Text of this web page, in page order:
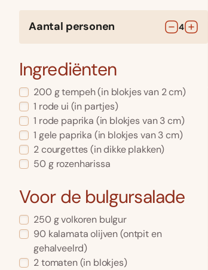
Aantal personen 4
Ingrediënten
200 gtempeh(in blokjes van 2 cm)
1 rode ui (in partjes)
1 rode paprika (in blokjes van 3 cm)
1 gele paprika (in blokjes van 3 cm)
2courgettes(in dikke plakken)
50 g rozenharissa
Voor de bulgursalade
250 gvolkoren bulgur
90 kalamata olijven(ontpit en
gehalveelrd)
2tomaten(in blokjes)